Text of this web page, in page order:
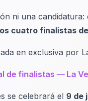
ni una
cuatro finalistas
en exclusiva por
de finalistas — La
se celebrará el 9 de